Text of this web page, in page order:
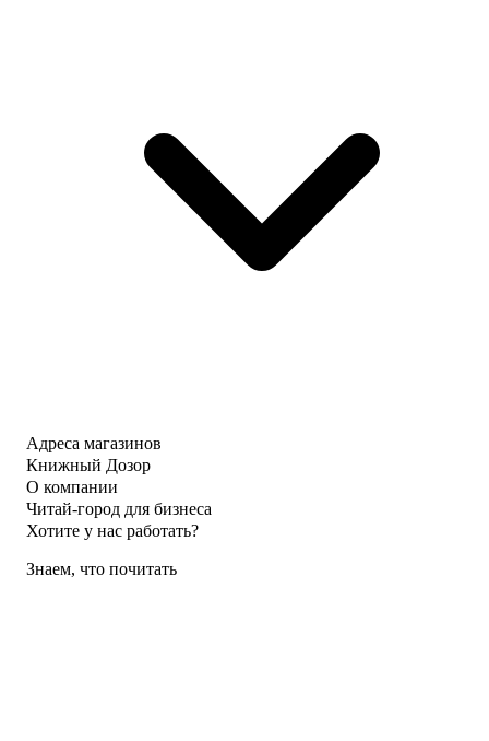
Адреса магазинов
Книжный Дозор
О компании
Читай-город для бизнеса
Хотите у нас работать?
Знаем, что почитать